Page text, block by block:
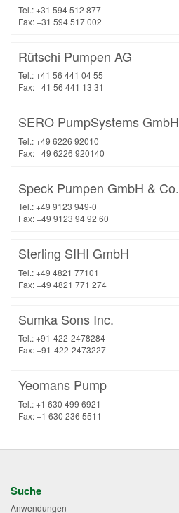
Tel.: +31 594 512 877
Fax: +31 594 517 002
Rütschi Pumpen AG
Tel.: +41 56 441 04 55
Fax: +41 56 441 13 31
SERO PumpSystems GmbH
Tel.: +49 6226 92010
Fax: +49 6226 920140
Speck Pumpen GmbH & Co.
Tel.: +49 9123 949-0
Fax: +49 9123 94 92 60
Sterling SIHI GmbH
Tel.: +49 4821 77101
Fax: +49 4821 771 274
Sumka Sons Inc.
Tel.: +91-422-2478284
Fax: +91-422-2473227
Yeomans Pump
Tel.: +1 630 499 6921
Fax: +1 630 236 5511
Suche
Anwendungen